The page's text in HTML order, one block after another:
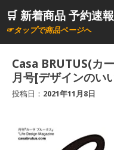
ン🛒 新着商品 予約速報
☞タップで商品ページへ
Casa BRUTUS(カ
月号[デザインのい
投稿日： 2021年11月8日